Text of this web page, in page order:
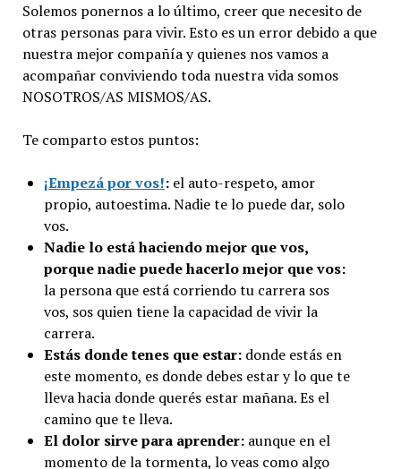
Solemos ponernos a lo último, creer que necesito de
otras personas para vivir. Esto es un error debido a que
nuestra mejor compañía y quienes nos vamos a
acompañar conviviendo toda nuestra vida somos
NOSOTROS/AS MISMOS/AS.
Te comparto estos puntos:
¡Empezá por vos!:el auto-respeto, amor
propio, autoestima. Nadie te lo puede dar, solo
vos.
Nadie lo está haciendo mejor que vos,
porque nadie puede hacerlo mejor que vos:
la persona que está corriendo tu carrera sos
vos, sos quien tiene la capacidad de vivir la
carrera.
Estás donde tenes que estar: donde estás en
este momento, es donde debes estar y lo que te
lleva hacia donde querés estar mañana. Es el
camino que te lleva.
El dolor sirve para aprender: aunque en el
momento de la tormenta, lo veas como algo